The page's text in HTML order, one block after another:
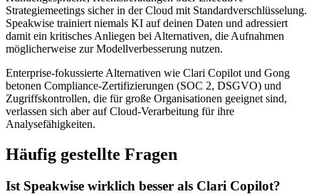
Strategiemeetings sicher in der Cloud mit Standardverschlüsselung.
Speakwise trainiert niemals KI auf deinen Daten und adressiert
damit ein kritisches Anliegen bei Alternativen, die Aufnahmen
möglicherweise zur Modellverbesserung nutzen.
Enterprise-fokussierte Alternativen wie Clari Copilot und Gong
betonen Compliance-Zertifizierungen (SOC 2, DSGVO) und
Zugriffskontrollen, die für große Organisationen geeignet sind,
verlassen sich aber auf Cloud-Verarbeitung für ihre
Analysefähigkeiten.
Häufig gestellte Fragen
Ist Speakwise wirklich besser als Clari Copilot?